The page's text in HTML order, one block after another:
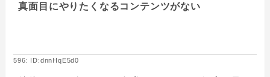
真面目にやりたくなるコンテンツがない
596: ID:dnnHqE5d0